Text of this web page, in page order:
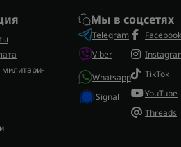
параметры:
круга;
и баланс.
к воздушной системе,
совместимые решения, в том
милитари-
Мы в соцсетях
Telegram
Viber
Whatsapp
Signal
Facebook
TikTok
YouTube
Threads